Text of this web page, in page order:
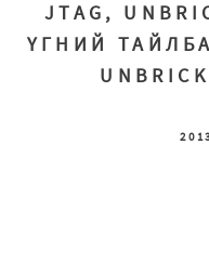
JTAG,
ҮГНИЙ